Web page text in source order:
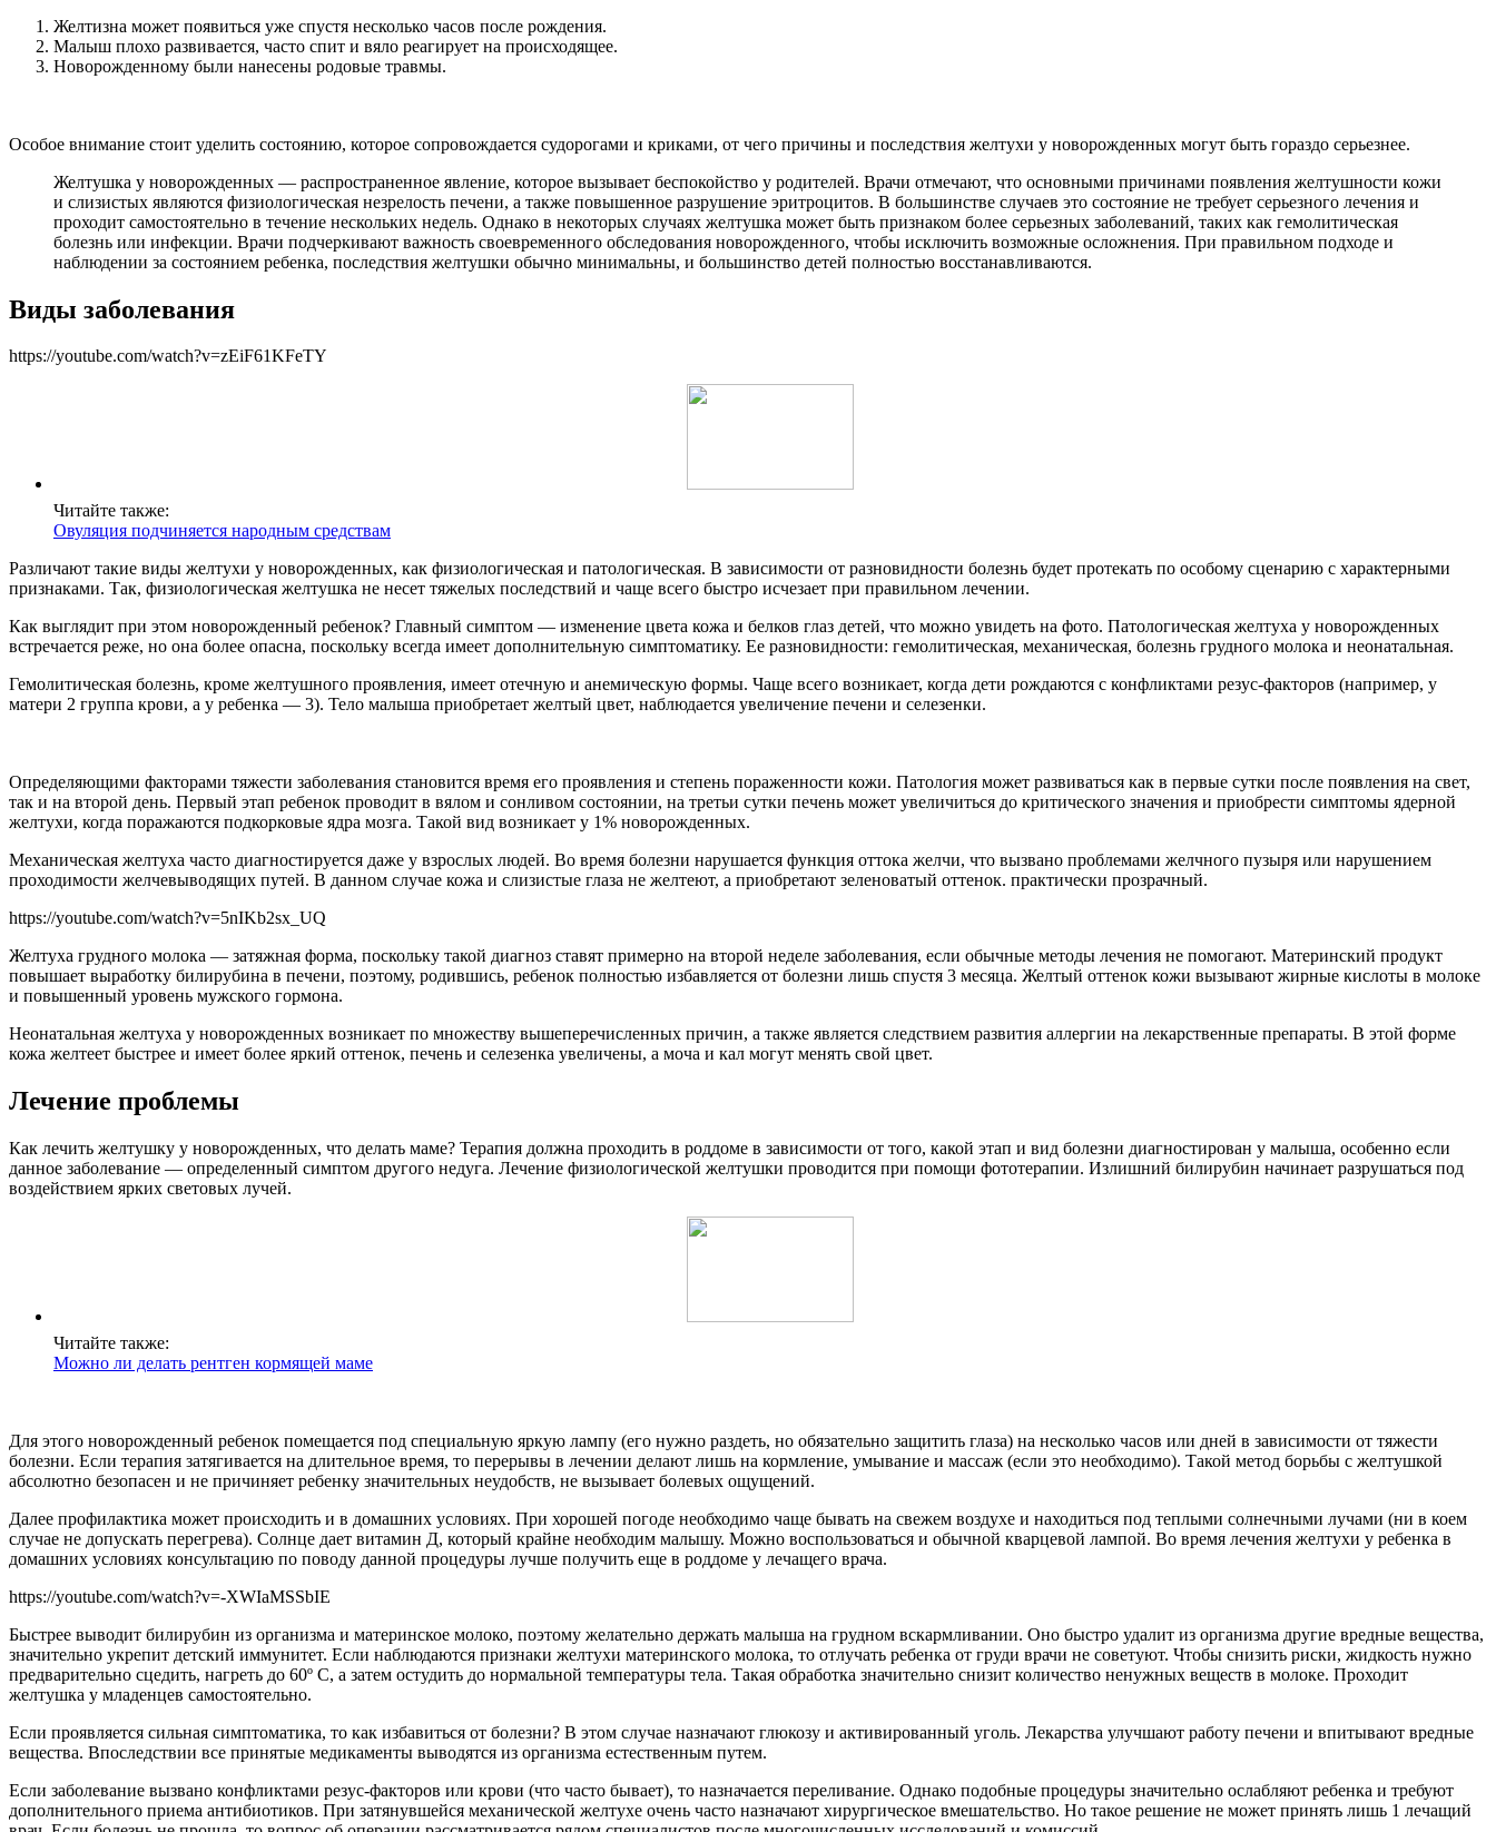
Желтизна может появиться уже спустя несколько часов после рождения.
Малыш плохо развивается, часто спит и вяло реагирует на происходящее.
Новорожденному были нанесены родовые травмы.
Особое внимание стоит уделить состоянию, которое сопровождается судорогами и криками, от чего причины и последствия желтухи у новорожденных могут быть гораздо серьезнее.
Желтушка у новорожденных — распространенное явление, которое вызывает беспокойство у родителей. Врачи отмечают, что основными причинами появления желтушности кожи
и слизистых являются физиологическая незрелость печени, а также повышенное разрушение эритроцитов. В большинстве случаев это состояние не требует серьезного лечения и
проходит самостоятельно в течение нескольких недель. Однако в некоторых случаях желтушка может быть признаком более серьезных заболеваний, таких как гемолитическая
болезнь или инфекции. Врачи подчеркивают важность своевременного обследования новорожденного, чтобы исключить возможные осложнения. При правильном подходе и
наблюдении за состоянием ребенка, последствия желтушки обычно минимальны, и большинство детей полностью восстанавливаются.
Виды заболевания
https://youtube.com/watch?v=zEiF61KFeTY
Читайте также:
Овуляция подчиняется народным средствам
Различают такие виды желтухи у новорожденных, как физиологическая и патологическая. В зависимости от разновидности болезнь будет протекать по особому сценарию с характерными
признаками. Так, физиологическая желтушка не несет тяжелых последствий и чаще всего быстро исчезает при правильном лечении.
Как выглядит при этом новорожденный ребенок? Главный симптом — изменение цвета кожа и белков глаз детей, что можно увидеть на фото. Патологическая желтуха у новорожденных
встречается реже, но она более опасна, поскольку всегда имеет дополнительную симптоматику. Ее разновидности: гемолитическая, механическая, болезнь грудного молока и неонатальная.
Гемолитическая болезнь, кроме желтушного проявления, имеет отечную и анемическую формы. Чаще всего возникает, когда дети рождаются с конфликтами резус-факторов (например, у
матери 2 группа крови, а у ребенка — 3). Тело малыша приобретает желтый цвет, наблюдается увеличение печени и селезенки.
Определяющими факторами тяжести заболевания становится время его проявления и степень пораженности кожи. Патология может развиваться как в первые сутки после появления на свет,
так и на второй день. Первый этап ребенок проводит в вялом и сонливом состоянии, на третьи сутки печень может увеличиться до критического значения и приобрести симптомы ядерной
желтухи, когда поражаются подкорковые ядра мозга. Такой вид возникает у 1% новорожденных.
Механическая желтуха часто диагностируется даже у взрослых людей. Во время болезни нарушается функция оттока желчи, что вызвано проблемами желчного пузыря или нарушением
проходимости желчевыводящих путей. В данном случае кожа и слизистые глаза не желтеют, а приобретают зеленоватый оттенок. практически прозрачный.
https://youtube.com/watch?v=5nIKb2sx_UQ
Желтуха грудного молока — затяжная форма, поскольку такой диагноз ставят примерно на второй неделе заболевания, если обычные методы лечения не помогают. Материнский продукт
повышает выработку билирубина в печени, поэтому, родившись, ребенок полностью избавляется от болезни лишь спустя 3 месяца. Желтый оттенок кожи вызывают жирные кислоты в молоке
и повышенный уровень мужского гормона.
Неонатальная желтуха у новорожденных возникает по множеству вышеперечисленных причин, а также является следствием развития аллергии на лекарственные препараты. В этой форме
кожа желтеет быстрее и имеет более яркий оттенок, печень и селезенка увеличены, а моча и кал могут менять свой цвет.
Лечение проблемы
Как лечить желтушку у новорожденных, что делать маме? Терапия должна проходить в роддоме в зависимости от того, какой этап и вид болезни диагностирован у малыша, особенно если
данное заболевание — определенный симптом другого недуга. Лечение физиологической желтушки проводится при помощи фототерапии. Излишний билирубин начинает разрушаться под
воздействием ярких световых лучей.
Читайте также:
Можно ли делать рентген кормящей маме
Для этого новорожденный ребенок помещается под специальную яркую лампу (его нужно раздеть, но обязательно защитить глаза) на несколько часов или дней в зависимости от тяжести
болезни. Если терапия затягивается на длительное время, то перерывы в лечении делают лишь на кормление, умывание и массаж (если это необходимо). Такой метод борьбы с желтушкой
абсолютно безопасен и не причиняет ребенку значительных неудобств, не вызывает болевых ощущений.
Далее профилактика может происходить и в домашних условиях. При хорошей погоде необходимо чаще бывать на свежем воздухе и находиться под теплыми солнечными лучами (ни в коем
случае не допускать перегрева). Солнце дает витамин Д, который крайне необходим малышу. Можно воспользоваться и обычной кварцевой лампой. Во время лечения желтухи у ребенка в
домашних условиях консультацию по поводу данной процедуры лучше получить еще в роддоме у лечащего врача.
https://youtube.com/watch?v=-XWIaMSSbIE
Быстрее выводит билирубин из организма и материнское молоко, поэтому желательно держать малыша на грудном вскармливании. Оно быстро удалит из организма другие вредные вещества,
значительно укрепит детский иммунитет. Если наблюдаются признаки желтухи материнского молока, то отлучать ребенка от груди врачи не советуют. Чтобы снизить риски, жидкость нужно
предварительно сцедить, нагреть до 60º С, а затем остудить до нормальной температуры тела. Такая обработка значительно снизит количество ненужных веществ в молоке. Проходит
желтушка у младенцев самостоятельно.
Если проявляется сильная симптоматика, то как избавиться от болезни? В этом случае назначают глюкозу и активированный уголь. Лекарства улучшают работу печени и впитывают вредные
вещества. Впоследствии все принятые медикаменты выводятся из организма естественным путем.
Если заболевание вызвано конфликтами резус-факторов или крови (что часто бывает), то назначается переливание. Однако подобные процедуры значительно ослабляют ребенка и требуют
дополнительного приема антибиотиков. При затянувшейся механической желтухе очень часто назначают хирургическое вмешательство. Но такое решение не может принять лишь 1 лечащий